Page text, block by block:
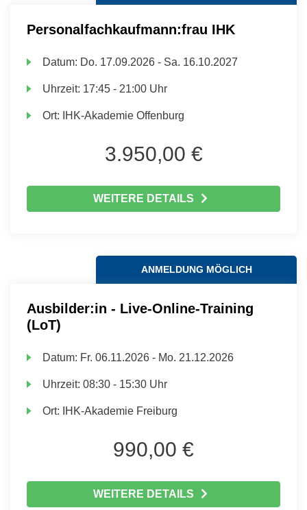
Personalfachkaufmann:frau IHK
Datum: Do. 17.09.2026 - Sa. 16.10.2027
Uhrzeit: 17:45 - 21:00 Uhr
Ort: IHK-Akademie Offenburg
3.950,00 €
WEITERE DETAILS
ANMELDUNG MÖGLICH
Ausbilder:in - Live-Online-Training
(LoT)
Datum: Fr. 06.11.2026 - Mo. 21.12.2026
Uhrzeit:08:30 - 15:30 Uhr
Ort: IHK-Akademie Freiburg
990,00 €
WEITERE DETAILS